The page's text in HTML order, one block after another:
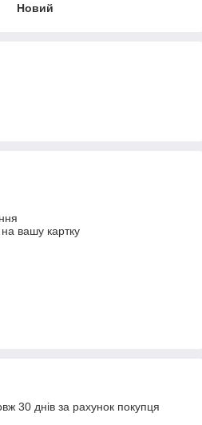
Новий
вашу картку
30 днів за рахунок покупця